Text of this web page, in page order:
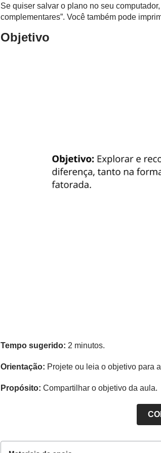
Se quiser salvar o plano no seu
complementares”. Você também pode
Objetivo
Tempo sugerido: 2 minutos.
Orientação: Projete ou leia o objetivo para
Propósito: Compartilhar o objetivo da aula.